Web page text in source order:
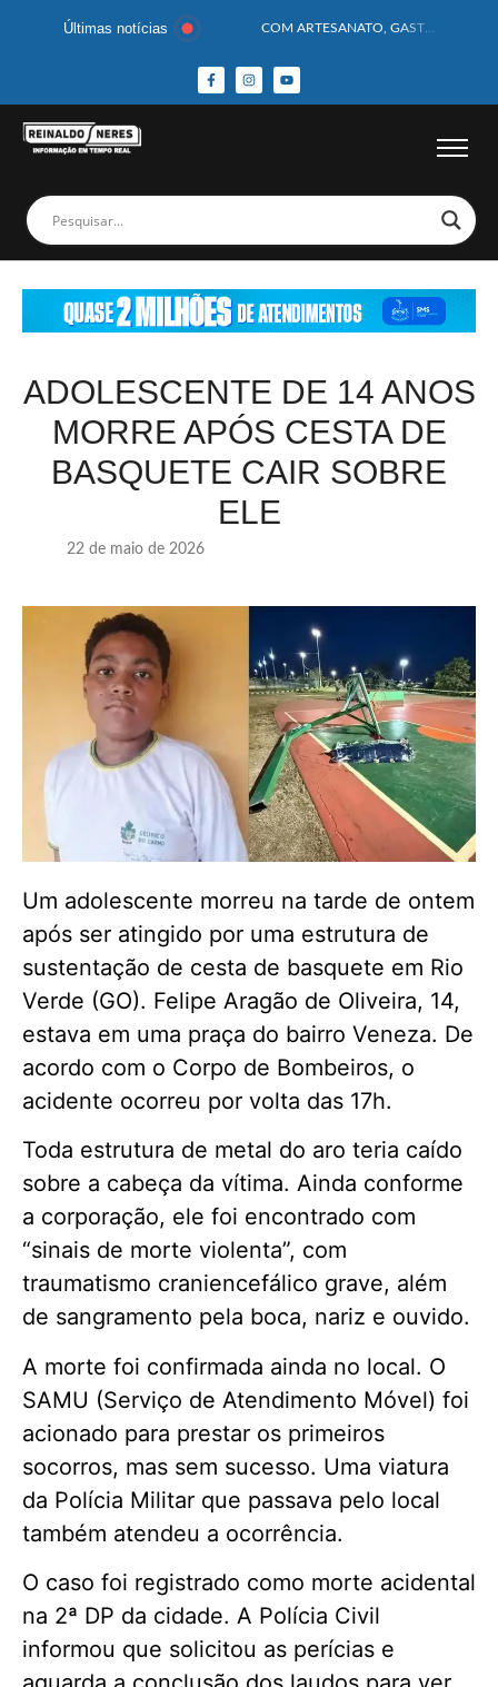
Últimas notícias
HOMEM CAI DE CACHOEIRA DE 40 METROS AO TENTAR FAZER FOTO
CORPOS DAS SEIS VÍTIMAS DE ACIDENTE COM LANCHA SÃO VELADOS; SAIBA COMO FOI
ADOLESCENTE DE 14 ANOS
MORRE APÓS CESTA DE
BASQUETE CAIR SOBRE
ELE
22 de maio de 2026
Um adolescente morreu na tarde de ontem
após ser atingido por uma estrutura de
sustentação de cesta de basquete em Rio
Verde (GO). Felipe Aragão de Oliveira, 14,
estava em uma praça do bairro Veneza. De
acordo com o Corpo de Bombeiros, o
acidente ocorreu por volta das 17h.
Toda estrutura de metal do aro teria caído
sobre a cabeça da vítima. Ainda conforme
a corporação, ele foi encontrado com
“sinais de morte violenta”, com
traumatismo craniencefálico grave, além
de sangramento pela boca, nariz e ouvido.
A morte foi confirmada ainda no local. O
SAMU (Serviço de Atendimento Móvel) foi
acionado para prestar os primeiros
socorros, mas sem sucesso. Uma viatura
da Polícia Militar que passava pelo local
também atendeu a ocorrência.
O caso foi registrado como morte acidental
na 2ª DP da cidade. A Polícia Civil
informou que solicitou as perícias e